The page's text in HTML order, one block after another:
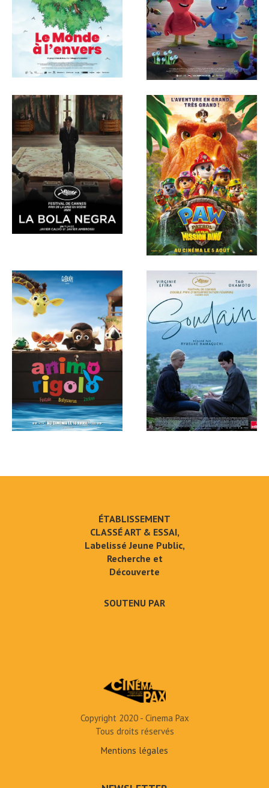
ÉTABLISSEMENT
CLASSÉ ART & ESSAI,
Labelissé Jeune Public,
Recherche et
Découverte
SOUTENU PAR
Copyright 2020 - Cinema Pax
Tous droits réservés
Mentions légales